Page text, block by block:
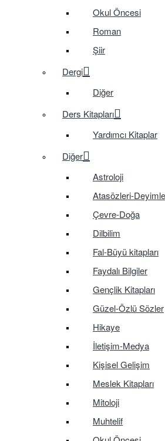
Okul Öncesi
Roman
Şiir
Dergi
Diğer
Ders Kitapları
Yardımcı Kitaplar
Diğer
Astroloji
Atasözleri-
Çevre-Doğa
Dilbilim
Fal-Büyü kitapları
Faydalı Bilgiler
Gençlik Kitapları
Güzel-Özlü Sözler
Hikaye
İletişim-Medya
Kişisel Gelişim
Meslek Kitapları
Mitoloji
Muhtelif